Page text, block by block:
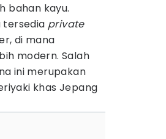
bahan kayu.
tersedia private
di mana
modern. Salah
ini merupakan
khas Jepang